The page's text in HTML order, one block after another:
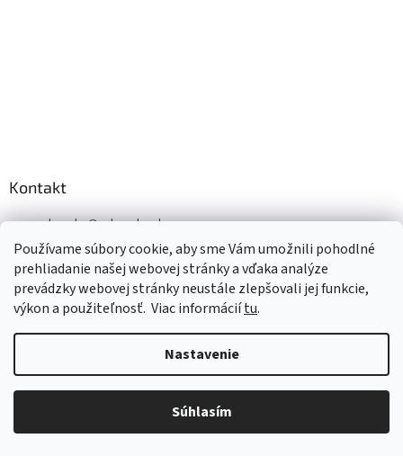
Používame súbory cookie, aby sme Vám umožnili pohodlné
prehliadanie našej webovej stránky a vďaka analýze
prevádzky webovej stránky neustále zlepšovali jej funkcie,
výkon a použiteľnosť. Viac informáciítu.
Nastavenie
Súhlasím
Kontakt
zakovsky@zakovsky.sk
033/553 6234
+421 903/796 272, +421 903 / 716 202
https://www.facebook.com/husqvarnatrnava